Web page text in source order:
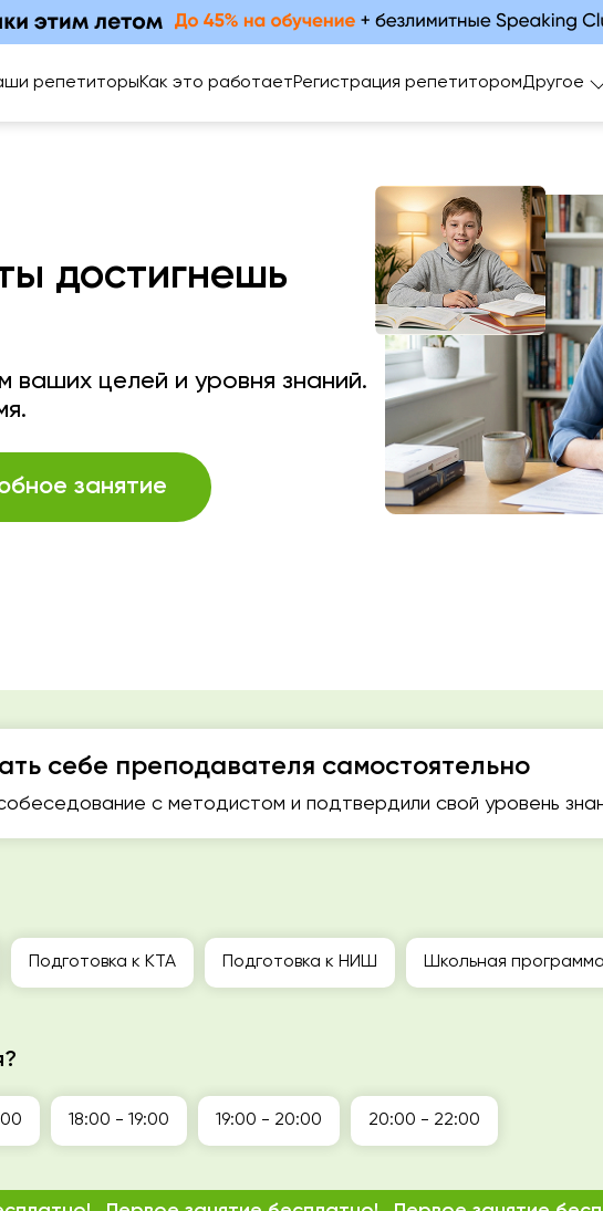
репетиторыКак это работаетРегистрация репетиторомДругое
себе преподавателя самостоятельно
с методистом и подтвердили свой уровень
Подготовка к КТА Подготовка к НИШ Школьная программа
18:00 - 19:00 19:00 - 20:00 20:00 - 22:00
достигнешь
целей и уровня знаний.
занятие